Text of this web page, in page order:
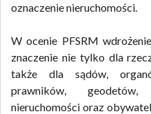
oznaczenie nieruchomości.
W ocenie PFSRM
znaczenie nie tylko dla
także dla sądów,
prawników, geodetów,
nieruchomości oraz